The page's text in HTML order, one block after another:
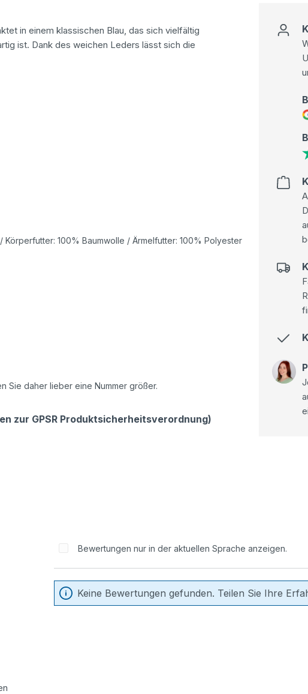
in einem klassischen Blau, das sich vielfältig
ist. Dank des weichen Leders lässt sich die
100% Baumwolle / Ärmelfutter: 100% Polyester
Sie daher lieber eine Nummer größer.
zur GPSR Produktsicherheitsverordnung)
Bewertungen nur in der aktuellen Sprache anzeigen.
Keine Bewertungen gefunden. Teilen Sie Ihre